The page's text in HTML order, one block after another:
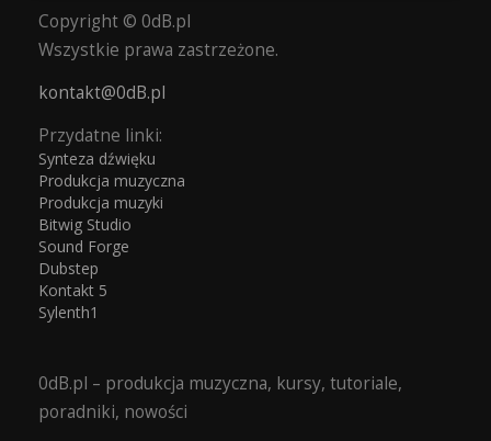
Copyright © 0dB.pl
Wszystkie prawa zastrzeżone.
kontakt@0dB.pl
Przydatne linki:
Synteza dźwięku
Produkcja muzyczna
Produkcja muzyki
Bitwig Studio
Sound Forge
Dubstep
Kontakt 5
Sylenth1
0dB.pl – produkcja muzyczna, kursy, tutoriale,
poradniki, nowości